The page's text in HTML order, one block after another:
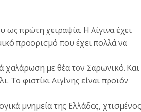
ως πρώτη χειραψία. Η Αίγινα έχει
προορισμό που έχει πολλά να
χαλάρωση με θέα τον Σαρωνικό. Και
Το φιστίκι Αιγίνης είναι προϊόν
μνημεία της Ελλάδας, χτισμένος